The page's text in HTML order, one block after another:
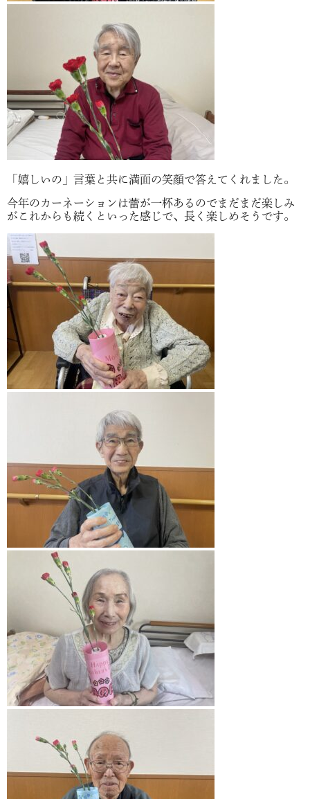
「嬉しいの」言葉と共に満面の笑顔で答えてくれました。
今年のカーネーションは蕾が一杯あるのでまだまだ楽しみ
がこれからも続くといった感じで、長く楽しめそうです。